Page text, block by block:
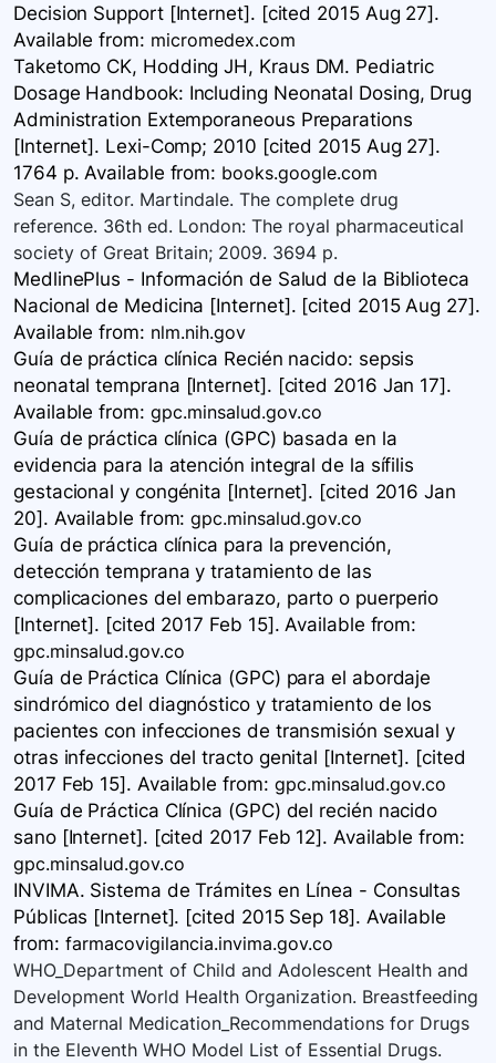
Decision Support [Internet]. [cited 2015 Aug 27].
Available from: micromedex.com
Taketomo CK, Hodding JH, Kraus DM. Pediatric
Dosage Handbook: Including Neonatal Dosing, Drug
Administration Extemporaneous Preparations
[Internet]. Lexi-Comp; 2010 [cited 2015 Aug 27].
1764 p. Available from: books.google.com
Sean S, editor. Martindale. The complete drug
reference. 36th ed. London: The royal pharmaceutical
society of Great Britain; 2009. 3694 p.
MedlinePlus - Información de Salud de la Biblioteca
Nacional de Medicina [Internet]. [cited 2015 Aug 27].
Available from: nlm.nih.gov
Guía de práctica clínica Recién nacido: sepsis
neonatal temprana [Internet]. [cited 2016 Jan 17].
Available from: gpc.minsalud.gov.co
Guía de práctica clínica (GPC) basada en la
evidencia para la atención integral de la sífilis
gestacional y congénita [Internet]. [cited 2016 Jan
20]. Available from:gpc.minsalud.gov.co
Guía de práctica clínica para la prevención,
detección temprana y tratamiento de las
complicaciones del embarazo, parto o puerperio​
[Internet]. [cited 2017 Feb 15]. Available from:
gpc.minsalud.gov.co
Guía de Práctica Clínica ​(GPC) para el abordaje
sindrómico del diagnóstico y tratamiento de los
pacientes con infecciones de transmisión sexual y
otras infecciones del tracto genital [Internet]. [cited
2017 Feb 15]. Available from: gpc.minsalud.gov.co
Guía de Práctica Clínica ​(GPC) del recién nacido
sano ​​[Internet]. [cited 2017 Feb 12]. Available from:
gpc.minsalud.gov.co
INVIMA. Sistema de Trámites en Línea - Consultas
Públicas [Internet]. [cited 2015 Sep 18]. Available
from: farmacovigilancia.invima.gov.co
WHO_Department of Child and Adolescent Health and
Development World Health Organization. Breastfeeding
and Maternal Medication_Recommendations for Drugs
in the Eleventh WHO Model List of Essential Drugs.